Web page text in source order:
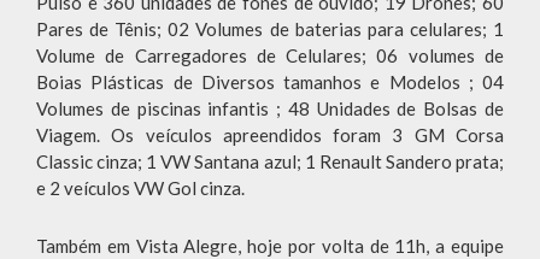
Pares de Tênis; 02 Volumes de baterias para celulares; 1
Volume de Carregadores de Celulares; 06 volumes de
Boias Plásticas de Diversos tamanhos e Modelos ; 04
Volumes de piscinas infantis ; 48 Unidades de Bolsas de
Viagem. Os veículos apreendidos foram 3 GM Corsa
Classic cinza; 1 VW Santana azul; 1 Renault Sandero prata;
e 2 veículos VW Gol cinza.
Também em Vista Alegre, hoje por volta de 11h, a equipe